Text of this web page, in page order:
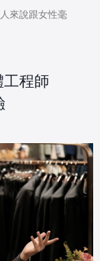
來說跟女性毫
工程師